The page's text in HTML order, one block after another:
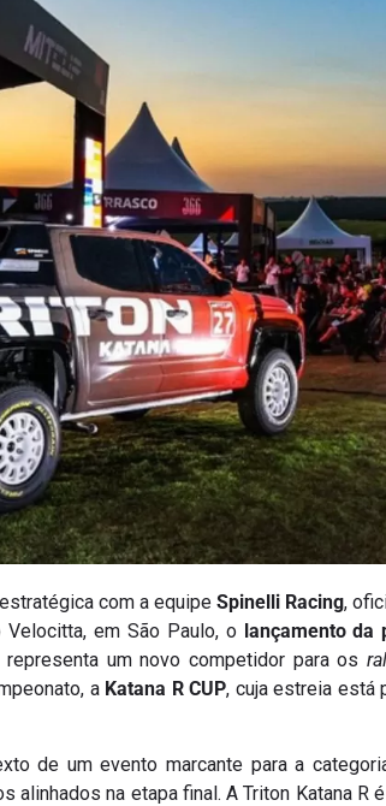
com a equipe Spinelli Racing,
Velocitta, em São Paulo, o lançamento
um novo competidor para os
a Katana R CUP, cuja estreia está
de um evento marcante para a
alinhados na etapa final. A Triton Katana